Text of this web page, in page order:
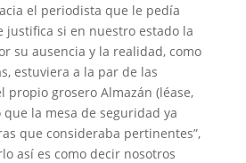
el periodista que le pedía
justifica si en nuestro estado la
su ausencia y la realidad, como
estuviera a la par de las
propio grosero Almazán (léase,
la mesa de seguridad ya
que consideraba pertinentes”,
así es como decir nosotros